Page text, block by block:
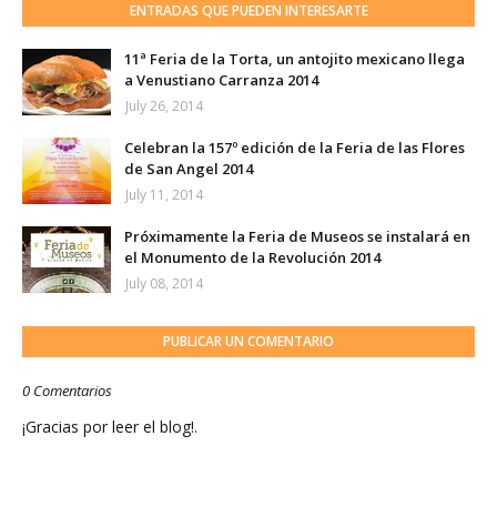
ENTRADAS QUE PUEDEN INTERESARTE
11ª Feria de la Torta, un antojito mexicano llega
a Venustiano Carranza 2014
July 26, 2014
Celebran la 157º edición de la Feria de las Flores
de San Angel 2014
July 11, 2014
Próximamente la Feria de Museos se instalará en
el Monumento de la Revolución 2014
July 08, 2014
PUBLICAR UN COMENTARIO
0 Comentarios
¡Gracias por leer el blog!.